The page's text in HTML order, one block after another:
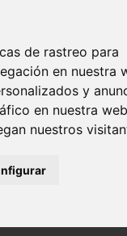
de rastreo para
en nuestra
y
en nuestra
nuestros